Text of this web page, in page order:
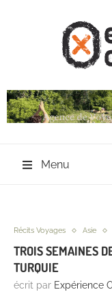
Menu
Récits Voyages Asie
TROIS SEMAINES
TURQUIE
écrit par Expérience